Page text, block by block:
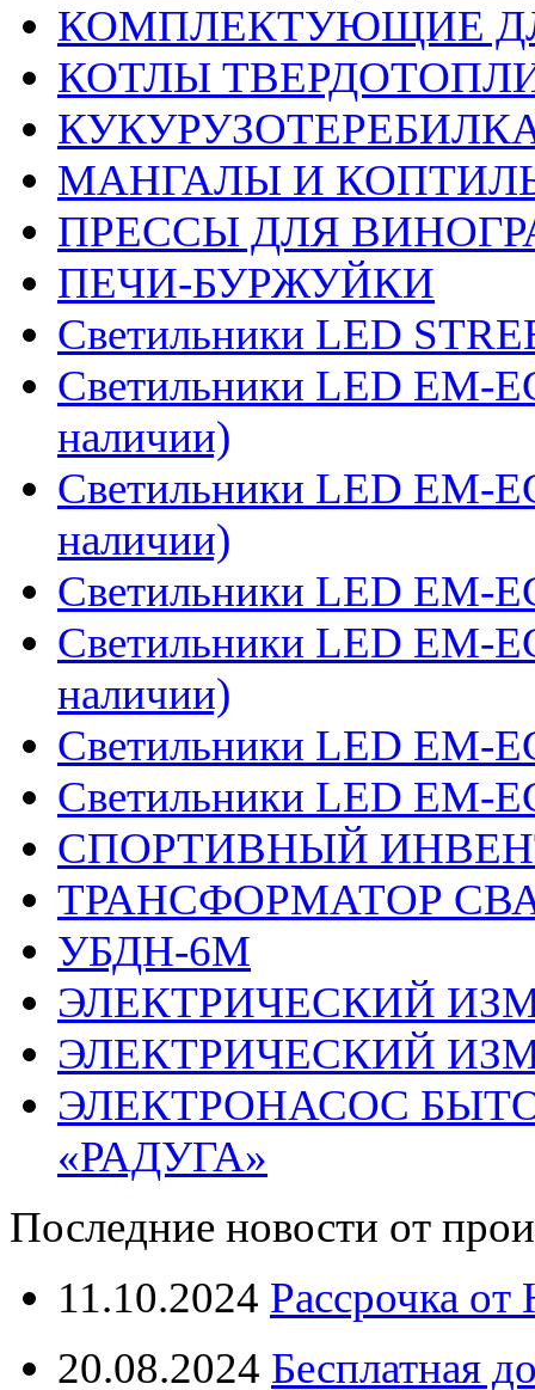
КОМПЛЕКТУЮЩИЕ
КОТЛЫ
МАНГАЛЫ И
ПРЕССЫ ДЛЯ
ПЕЧИ-БУРЖУЙКИ
Светильники LED
Светильники LED EM-
наличии)
Светильники LED EM-
наличии)
Светильники LED EM-
Светильники LED EM-
наличии)
Светильники LED EM-
Светильники LED EM-
СПОРТИВНЫЙ
ТРАНСФОРМАТОР
УБДН-6М
ЭЛЕКТРИЧЕСКИЙ
ЭЛЕКТРИЧЕСКИЙ
ЭЛЕКТРОНАСОС
«РАДУГА»
Последние новости от
11.10.2024 Рассрочка
20.08.2024 Бесплатная